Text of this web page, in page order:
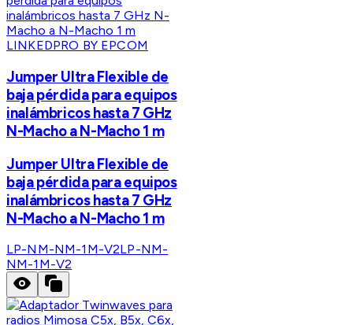
LINKEDPRO BY EPCOM
Jumper Ultra Flexible de
baja pérdida para equipos
inalámbricos hasta 7 GHz
N-Macho a N-Macho 1 m
Jumper Ultra Flexible de
baja pérdida para equipos
inalámbricos hasta 7 GHz
N-Macho a N-Macho 1 m
LP-NM-NM-1M-V2LP-NM-
NM-1M-V2